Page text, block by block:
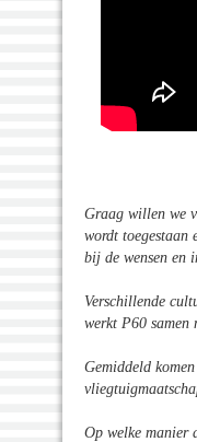
Graag willen we
wordt toegestaan
bij de wensen en
Verschillende
werkt P60 samen
Gemiddeld
Op welke manier